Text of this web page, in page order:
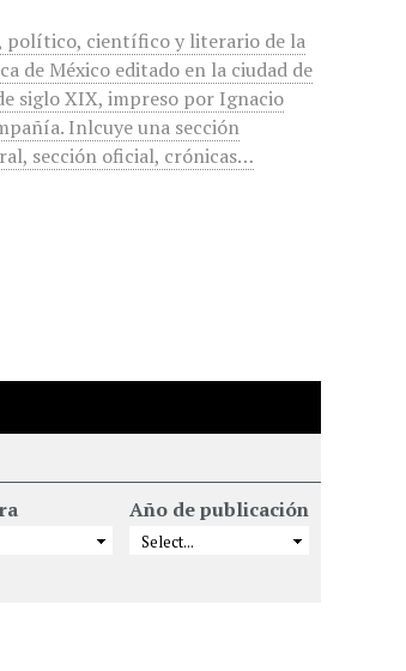
político, científico y literario de la
de México editado en la ciudad de
siglo XIX, impreso por Ignacio
Inlcuye una sección
sección oficial, crónicas…
Año de publicación